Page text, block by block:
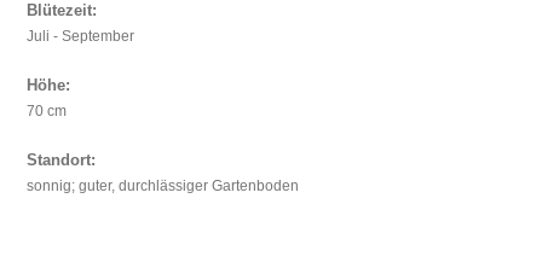
Blütezeit:
Juli - September
Höhe:
70 cm
Standort:
sonnig; guter, durchlässiger Gartenboden